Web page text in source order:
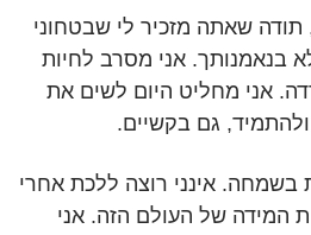
תודה שאתה מזכיר לי שבטחוני
בנאמנותך. אני מסרב לחיות
אני מחליט היום לשים את
גם בקשיים.
בשמחה. אינני רוצה ללכת אחרי
המידה של העולם הזה. אני